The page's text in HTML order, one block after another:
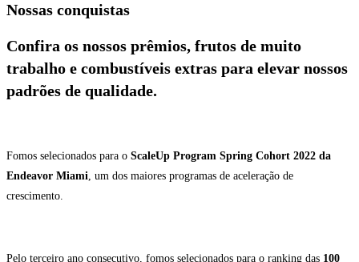
Nossas conquistas
Confira os nossos prêmios, frutos de muito
trabalho e combustíveis extras para elevar nossos
padrões de qualidade.
Fomos selecionados para o ScaleUp Program Spring Cohort 2022 da
Endeavor Miami, um dos maiores programas de aceleração de
crescimento.
Pelo terceiro ano consecutivo, fomos selecionados para o ranking das 100